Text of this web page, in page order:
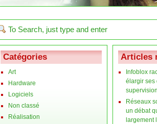
Catégories
Art
Hardware
Logiciels
Non classé
Réalisation
Articles
Infoblox
élargir ses
Réseaux
un débat
largement